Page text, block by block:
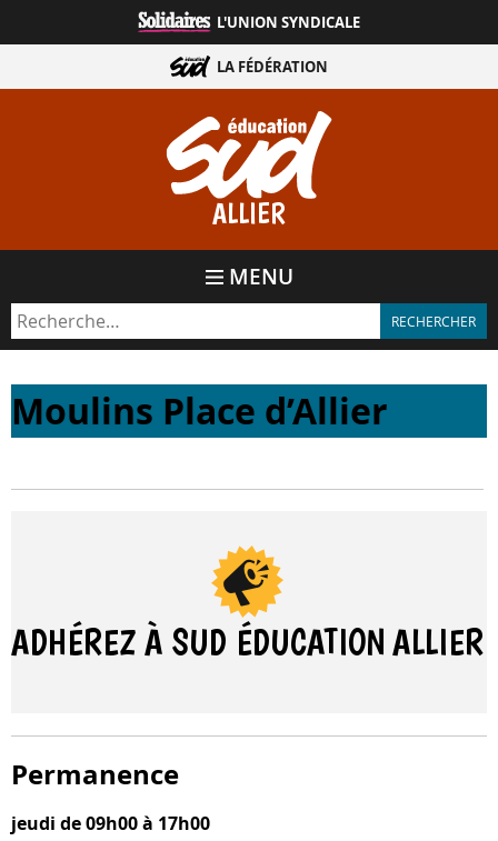
directement
contenu
ALLIER
L'UNION SYNDICALE
LA FÉDÉRATION
MENU
Moulins Place d’Allier
ADHÉREZ À SUD ÉDUCATION ALLIER
Permanence
jeudi de 09h00 à 17h00